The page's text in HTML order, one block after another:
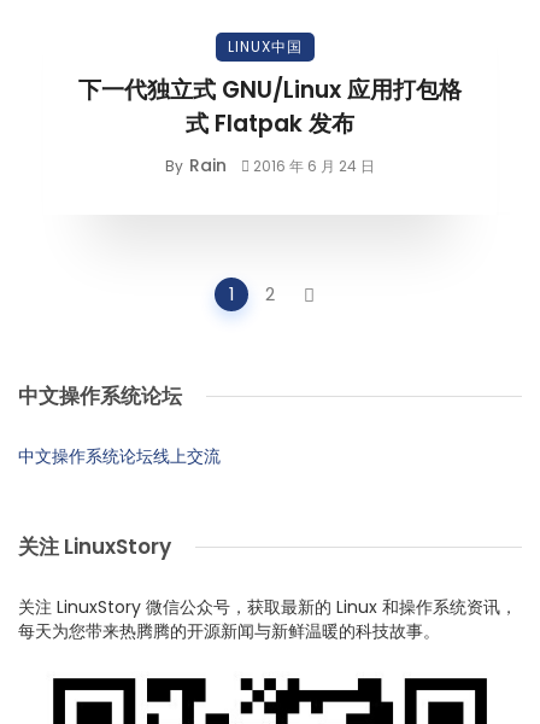
LINUX中国
下一代独立式 GNU/Linux 应用打包格
式 Flatpak 发布
By Rain 2016 年 6 月 24 日
1 2
中文操作系统论坛
中文操作系统论坛线上交流
关注 LinuxStory
关注 LinuxStory 微信公众号，获取最新的 Linux 和操作系统资讯，
每天为您带来热腾腾的开源新闻与新鲜温暖的科技故事。